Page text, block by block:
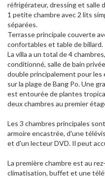
réfrigérateur, dressing et salle
1 petite chambre avec 2 lits
séparées.
Terrasse principale couverte
confortables et table de billard.
La villa a un total de 4
conditionné, salle de bain
double principalement pour
sur la plage de Bang Po. Une
est entourée de plantes
deux chambres au premier
Les 3 chambres principales
armoire encastrée, d'une
et d'un lecteur DVD. Il peut
La première chambre est au
climatisation, buffet et une